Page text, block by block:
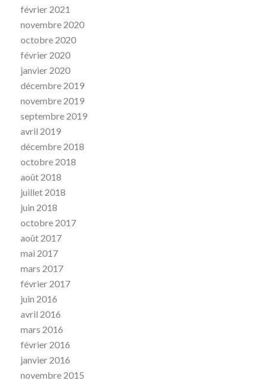
février 2021
novembre 2020
octobre 2020
février 2020
janvier 2020
décembre 2019
novembre 2019
septembre 2019
avril 2019
décembre 2018
octobre 2018
août 2018
juillet 2018
juin 2018
octobre 2017
août 2017
mai 2017
mars 2017
février 2017
juin 2016
avril 2016
mars 2016
février 2016
janvier 2016
novembre 2015